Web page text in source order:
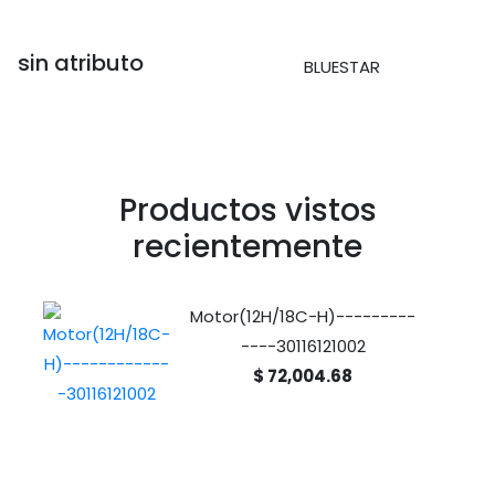
sin atributo BLUESTAR
Productos vistos
recientemente
Motor(12H/18C-H)---------
----30116121002
$ 72,004.68